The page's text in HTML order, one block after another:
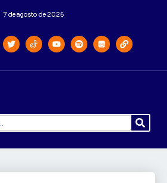
7 de agosto de 2026